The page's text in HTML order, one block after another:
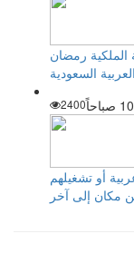
رمضان
2400
مع أبناء 3 جنسيات عربية أو تشغيلهم
مكان إلى آخر